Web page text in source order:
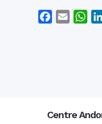
Facebook
Email
Centre